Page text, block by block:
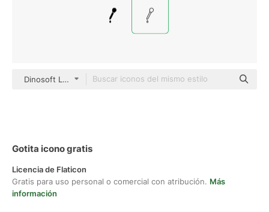
Dinosoft Lineal
Gotita icono gratis
Licencia de Flaticon
Gratis para uso personal o comercial con atribución. Más
información